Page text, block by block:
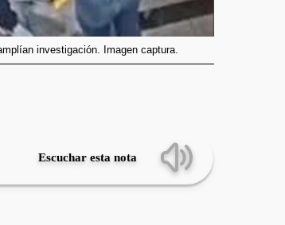
investigación. Imagen captura.
Escuchar esta nota